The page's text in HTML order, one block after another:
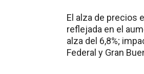
El alza de precios
reflejada en el
alza del 6,8%;
Federal y Gran